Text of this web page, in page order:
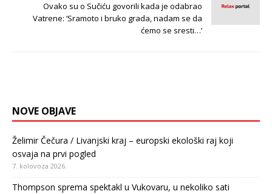
Ovako su o Sučiću govorili kada je odabrao
Vatrene: ‘Sramoto i bruko grada, nadam se da
ćemo se sresti…’
NOVE OBJAVE
Želimir Čečura / Livanjski kraj – europski ekološki raj koji
osvaja na prvi pogled
7. kolovoza 2026.
Thompson sprema spektakl u Vukovaru, u nekoliko sati